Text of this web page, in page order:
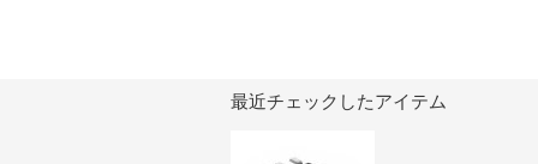
最近チェックしたアイテム